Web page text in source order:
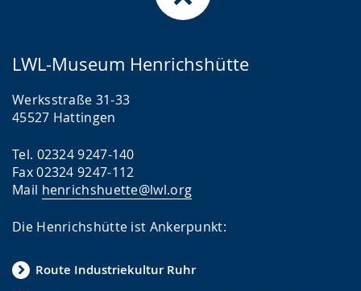
LWL-Museum Henrichshütte
Werksstraße 31-33
45527 Hattingen
Tel. 02324 9247-140
Fax 02324 9247-112
Mail henrichshuette@lwl.org
Die Henrichshütte ist Ankerpunkt:
Route Industriekultur Ruhr